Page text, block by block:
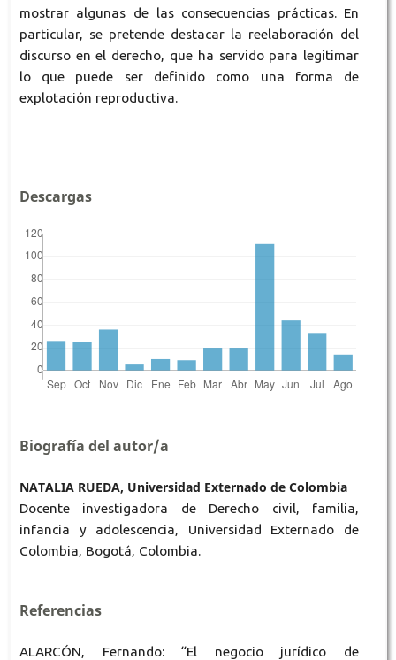
mostrar algunas de las consecuencias prácticas. En
particular, se pretende destacar la reelaboración del
discurso en el derecho, que ha servido para legitimar
lo que puede ser definido como una forma de
explotación reproductiva.
Descargas
Biografía del autor/a
NATALIA RUEDA, Universidad Externado de Colombia
Docente investigadora de Derecho civil, familia,
infancia y adolescencia, Universidad Externado de
Colombia, Bogotá, Colombia.
Referencias
ALARCÓN, Fernando: “El negocio jurídico de